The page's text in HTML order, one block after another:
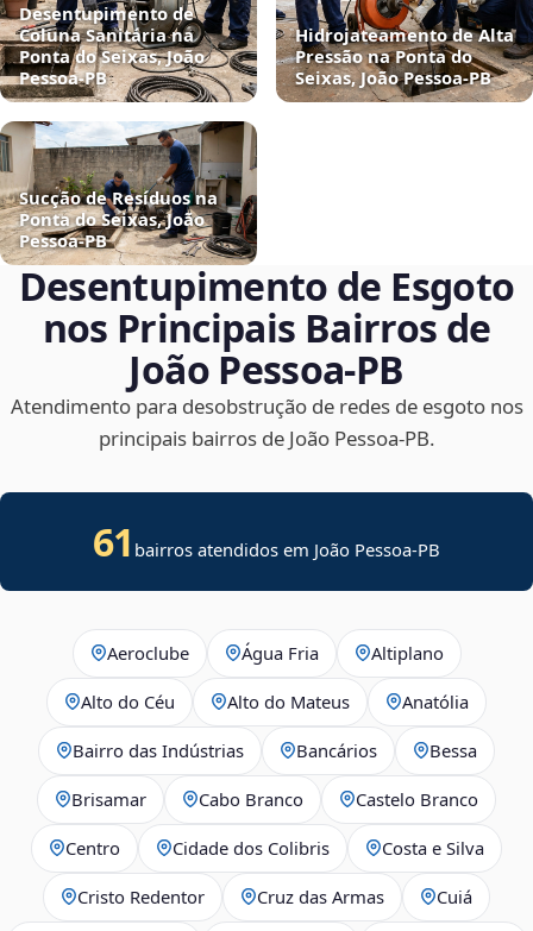
Desentupimento de
Coluna Sanitária na
Ponta do Seixas, João
Pessoa‑PB
Hidrojateamento de Alta
Pressão na Ponta do
Seixas, João Pessoa‑PB
Sucção de Resíduos na
Ponta do Seixas, João
Pessoa‑PB
Desentupimento de Esgoto
nos Principais Bairros de
João Pessoa‑PB
Atendimento para desobstrução de redes de esgoto nos
principais bairros de João Pessoa‑PB.
61 bairros atendidos em João Pessoa-PB
Aeroclube Água Fria Altiplano
Alto do Céu Alto do Mateus Anatólia
Bairro das Indústrias Bancários Bessa
Brisamar Cabo Branco Castelo Branco
Centro Cidade dos Colibris Costa e Silva
Cristo Redentor Cruz das Armas Cuiá